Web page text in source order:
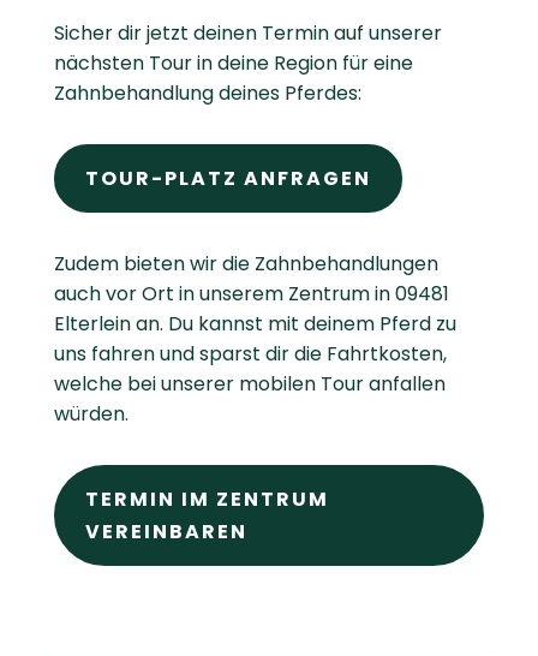
Sicher dir jetzt deinen Termin auf unserer
nächsten Tour in deine Region für eine
Zahnbehandlung deines Pferdes:
TOUR-PLATZ ANFRAGEN
Zudem bieten wir die Zahnbehandlungen
auch vor Ort in unserem Zentrum in 09481
Elterlein an. Du kannst mit deinem Pferd zu
uns fahren und sparst dir die Fahrtkosten,
welche bei unserer mobilen Tour anfallen
würden.
TERMIN IM ZENTRUM
VEREINBAREN